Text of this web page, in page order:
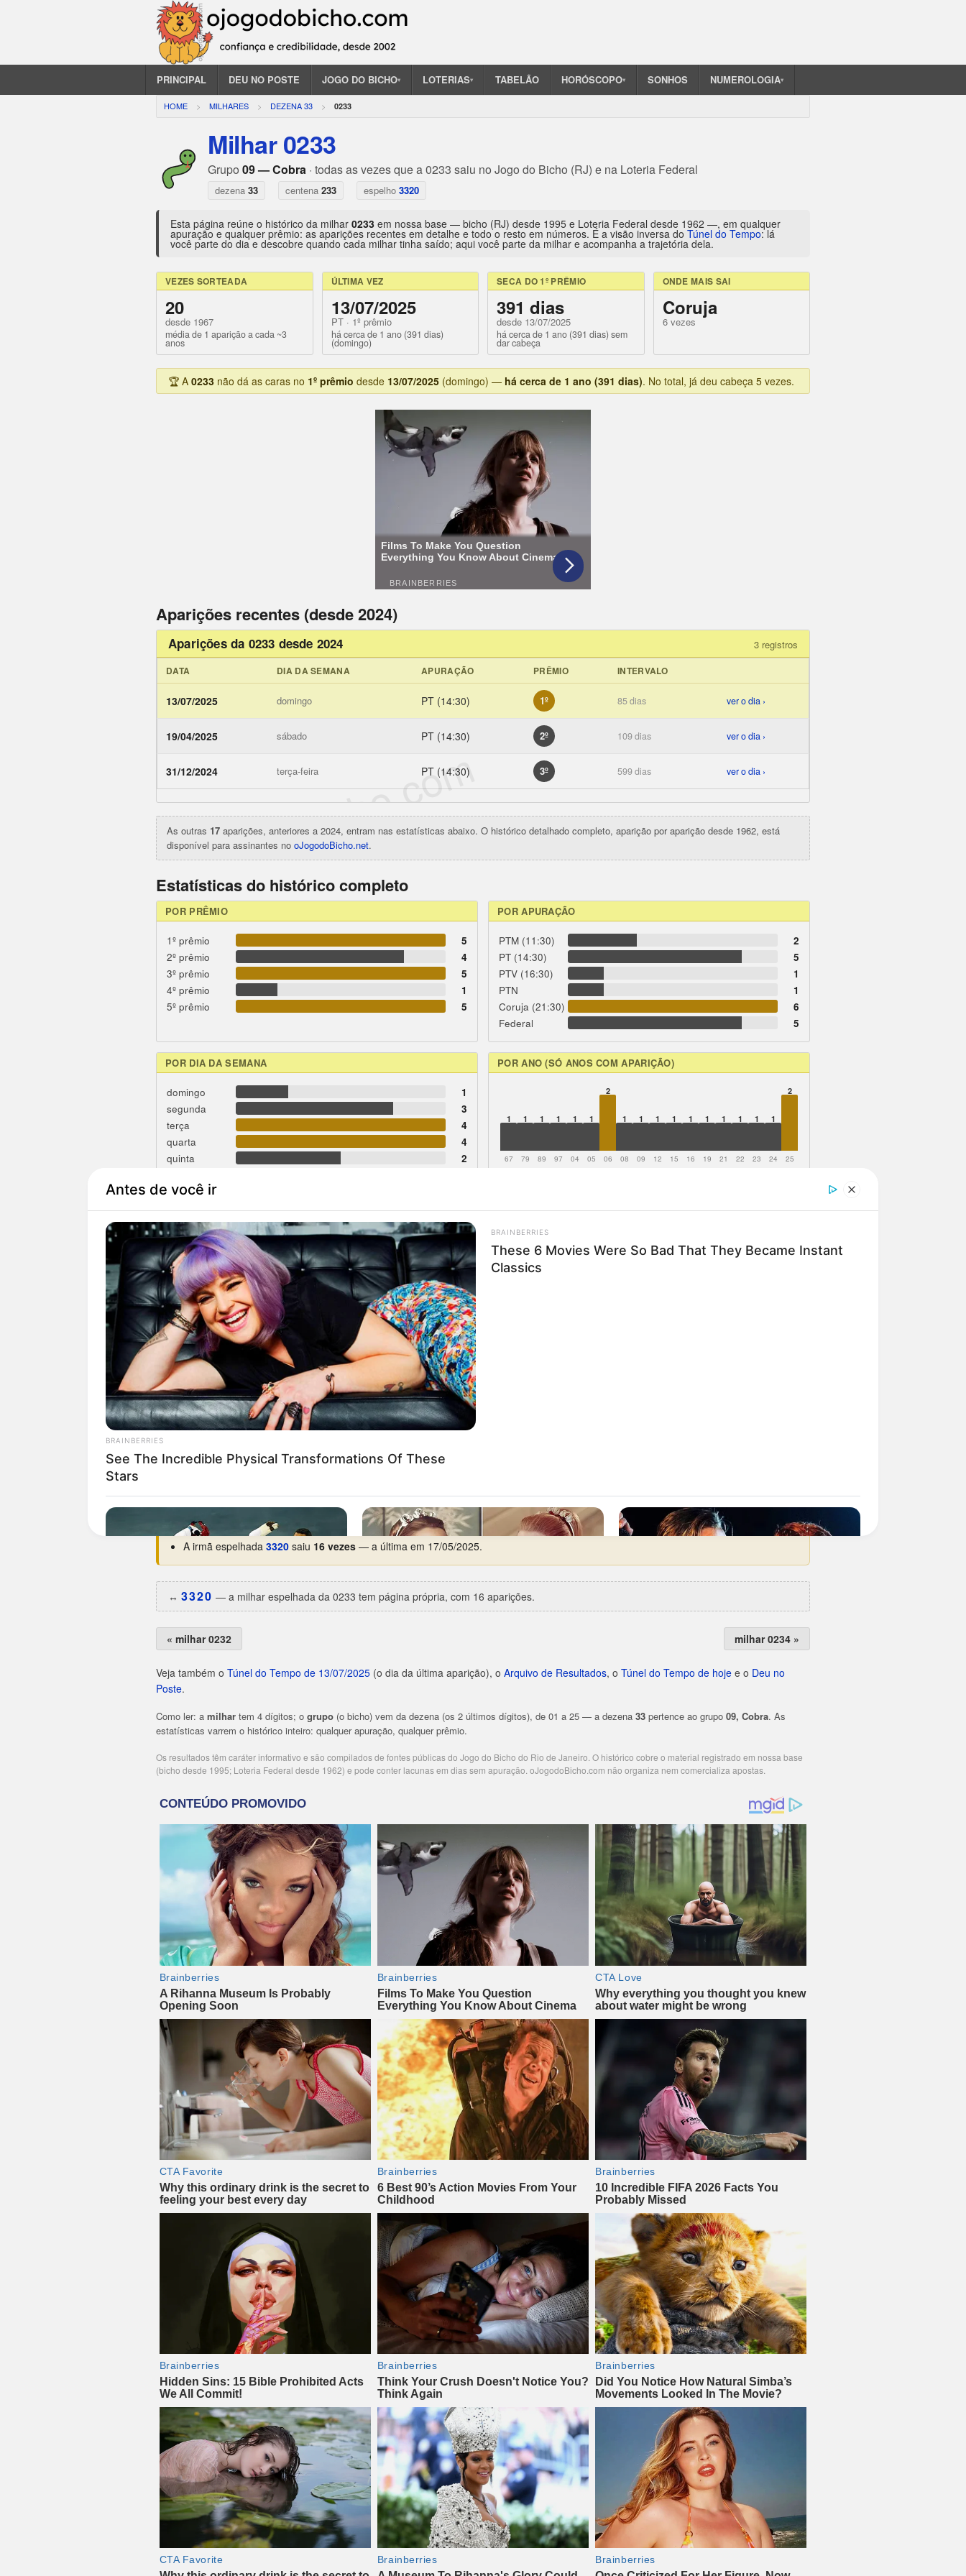
PRINCIPAL DEU NO POSTE JOGO DO BICHO▾ LOTERIAS▾ TABELÃO HORÓSCOPO▾ SONHOS NUMEROLOGIA▾
HOME MILHARES DEZENA 33 0233
Milhar 0233
Grupo 09 — Cobra · todas as vezes que a 0233 saiu no Jogo do Bicho (RJ) e na Loteria Federal
dezena 33 centena 233 espelho 3320
Esta página reúne o histórico da milhar 0233 em nossa base — bicho (RJ) desde 1995 e Loteria Federal desde 1962 —, em qualquer
apuração e qualquer prêmio: as aparições recentes em detalhe e todo o resto em números. É a visão inversa do Túnel do Tempo: lá
você parte do dia e descobre quando cada milhar tinha saído; aqui você parte da milhar e acompanha a trajetória dela.
VEZES SORTEADA
20
desde 1967
média de 1 aparição a cada ~3
anos
ÚLTIMA VEZ
13/07/2025
PT · 1º prêmio
há cerca de 1 ano (391 dias)
(domingo)
SECA DO 1º PRÊMIO
391 dias
desde 13/07/2025
há cerca de 1 ano (391 dias) sem
dar cabeça
ONDE MAIS SAI
Coruja
6 vezes
🏆 A 0233 não dá as caras no 1º prêmio desde 13/07/2025 (domingo) — há cerca de 1 ano (391 dias). No total, já deu cabeça 5 vezes.
Aparições recentes (desde 2024)
Aparições da 0233 desde 2024 3 registros
DATA DIA DA SEMANA APURAÇÃO PRÊMIO INTERVALO
13/07/2025 domingo PT (14:30) 1º 85 dias ver o dia ›
19/04/2025 sábado PT (14:30) 2º 109 dias ver o dia ›
31/12/2024 terça-feira PT (14:30) 3º 599 dias ver o dia ›
ojogodobicho.com
As outras 17 aparições, anteriores a 2024, entram nas estatísticas abaixo. O histórico detalhado completo, aparição por aparição desde 1962, está
disponível para assinantes no oJogodoBicho.net.
Estatísticas do histórico completo
POR PRÊMIO
1º prêmio
5
2º prêmio
4
3º prêmio
5
4º prêmio
1
5º prêmio
5
POR APURAÇÃO
PTM (11:30)
2
PT (14:30)
5
PTV (16:30)
1
PTN
1
Coruja (21:30)
6
Federal
5
POR DIA DA SEMANA
domingo
1
segunda
3
terça
4
quarta
4
quinta
2
sábado
POR ANO (SÓ ANOS COM APARIÇÃO)
1 1 1 1 1 1
2
1 1 1 1 1 1 1 1 1 1
2
67 79 89 97 04 05 06 08 09 12 15 16 19 21 22 23 24 25
O dia da semana preferido éterça-feira, com 4 aparições em 20.
Maior hiato:4.368 dias(há cerca de 12 anos de silêncio), entre 22/02/1967 e 07/02/1979.
Menor intervalo:37 dias, entre 13/11/2006 e 20/12/2006.
Melhor ano:
2006 e 2025, com 2 aparições.
A irmã espelhada 3320 saiu 16 vezes — a última em 17/05/2025.
↔️ 3320 — a milhar espelhada da 0233 tem página própria, com 16 aparições.
« milhar 0232 milhar 0234 »
Veja também o Túnel do Tempo de 13/07/2025 (o dia da última aparição), o Arquivo de Resultados, o Túnel do Tempo de hoje e o Deu no
Poste.
Como ler: a milhar tem 4 dígitos; o grupo (o bicho) vem da dezena (os 2 últimos dígitos), de 01 a 25 — a dezena 33 pertence ao grupo 09, Cobra. As
estatísticas varrem o histórico inteiro: qualquer apuração, qualquer prêmio.
Os resultados têm caráter informativo e são compilados de fontes públicas do Jogo do Bicho do Rio de Janeiro. O histórico cobre o material registrado em nossa base
(bicho desde 1995; Loteria Federal desde 1962) e pode conter lacunas em dias sem apuração. oJogodoBicho.com não organiza nem comercializa apostas.
Publicidade